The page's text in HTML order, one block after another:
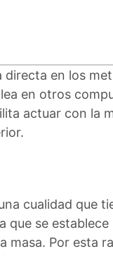
directa en los
en otros
actuar con la
cualidad que
que se establece
masa. Por esta